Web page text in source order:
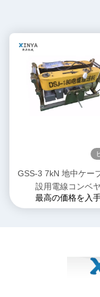
GSS-3 7kN 地中ケー
設用電線コンベヤ
最高の価格を入